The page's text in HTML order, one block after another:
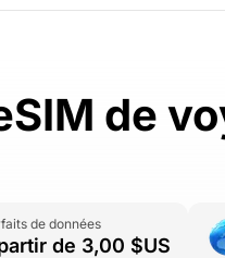
de
de données
de 3,00 $US